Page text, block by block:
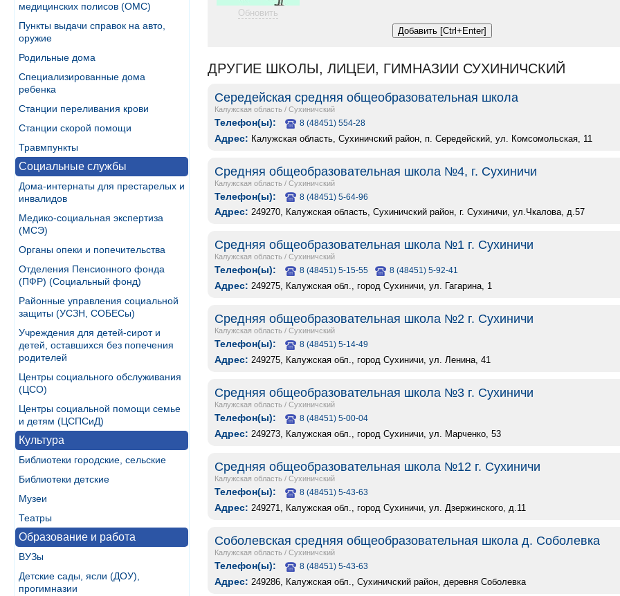
медицинских полисов (ОМС)
Пункты выдачи справок на авто,
оружие
Родильные дома
Специализированные дома
ребенка
Станции переливания крови
Станции скорой помощи
Травмпункты
Социальные службы
Дома-интернаты для престарелых и
инвалидов
Медико-социальная экспертиза
(МСЭ)
Органы опеки и попечительства
Отделения Пенсионного фонда
(ПФР) (Социальный фонд)
Районные управления социальной
защиты (УСЗН, СОБЕСы)
Учреждения для детей-сирот и
детей, оставшихся без попечения
родителей
Центры социального обслуживания
(ЦСО)
Центры социальной помощи семье
и детям (ЦСПСиД)
Культура
Библиотеки городские, сельские
Библиотеки детские
Музеи
Театры
Образование и работа
ВУЗы
Детские сады, ясли (ДОУ),
прогимназии
Обновить
ДРУГИЕ ШКОЛЫ, ЛИЦЕИ, ГИМНАЗИИ СУХИНИЧСКИЙ
Середейская средняя общеобразовательная школа
Калужская область / Сухиничский
Телефон(ы): 8 (48451) 554-28
Адрес: Калужская область, Сухиничский район, п. Середейский, ул. Комсомольская, 11
Средняя общеобразовательная школа №4, г. Сухиничи
Калужская область / Сухиничский
Телефон(ы): 8 (48451) 5-64-96
Адрес: 249270, Калужская область, Сухиничский район, г. Сухиничи, ул.Чкалова, д.57
Средняя общеобразовательная школа №1 г. Сухиничи
Калужская область / Сухиничский
Телефон(ы): 8 (48451) 5-15-55 8 (48451) 5-92-41
Адрес: 249275, Калужская обл., город Сухиничи, ул. Гагарина, 1
Средняя общеобразовательная школа №2 г. Сухиничи
Калужская область / Сухиничский
Телефон(ы): 8 (48451) 5-14-49
Адрес: 249275, Калужская обл., город Сухиничи, ул. Ленина, 41
Средняя общеобразовательная школа №3 г. Сухиничи
Калужская область / Сухиничский
Телефон(ы): 8 (48451) 5-00-04
Адрес: 249273, Калужская обл., город Сухиничи, ул. Марченко, 53
Средняя общеобразовательная школа №12 г. Сухиничи
Калужская область / Сухиничский
Телефон(ы): 8 (48451) 5-43-63
Адрес: 249271, Калужская обл., город Сухиничи, ул. Дзержинского, д.11
Соболевская средняя общеобразовательная школа д. Соболевка
Калужская область / Сухиничский
Телефон(ы): 8 (48451) 5-43-63
Адрес: 249286, Калужская обл., Сухиничский район, деревня Соболевка